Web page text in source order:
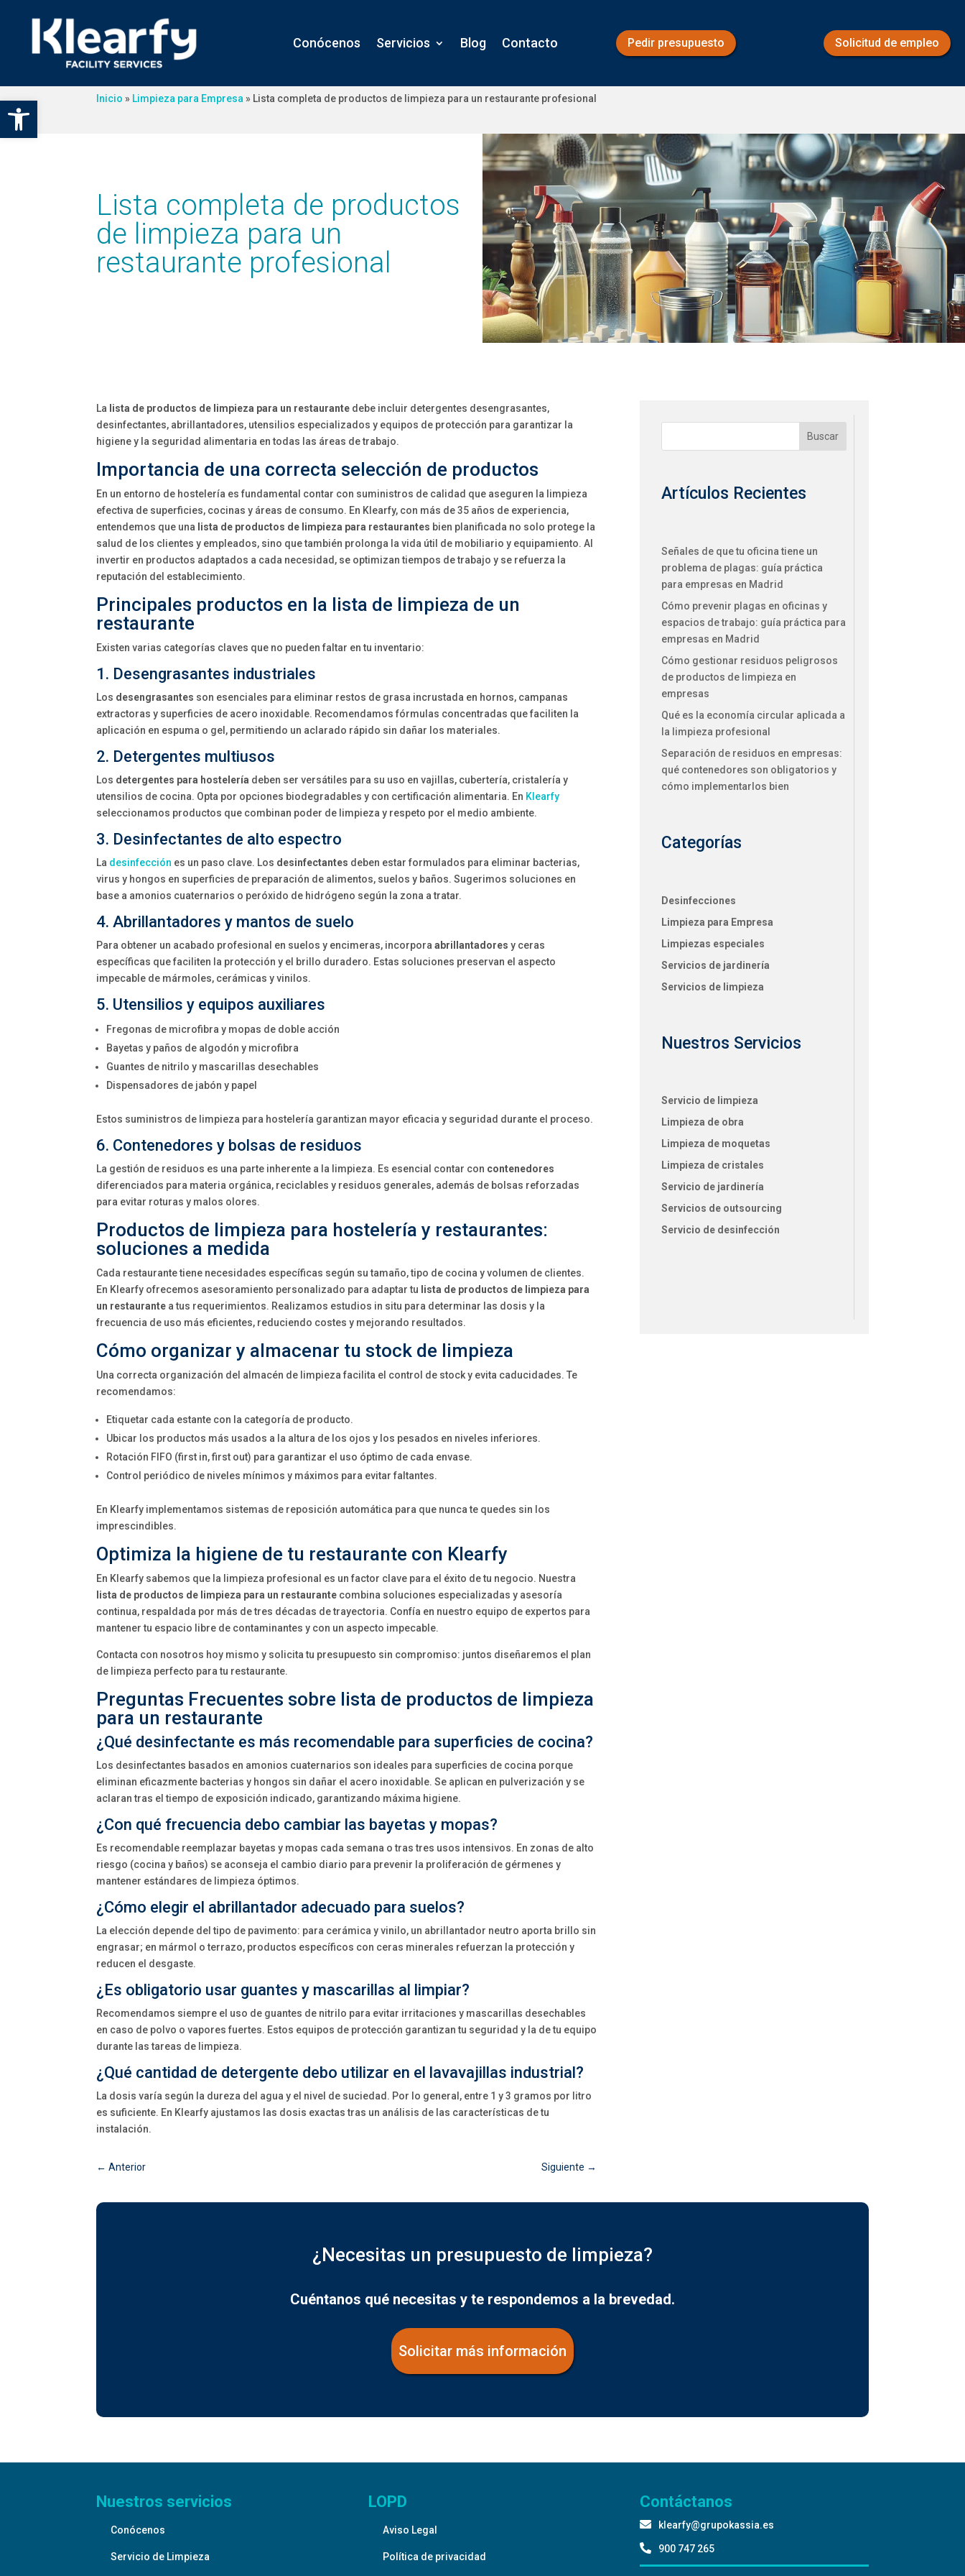
Abrir barra de herramientas
Conócenos Servicios Blog Contacto Pedir presupuesto Solicitud de empleo
Inicio » Limpieza para Empresa » Lista completa de productos de limpieza para un restaurante profesional
Lista completa de productos
de limpieza para un
restaurante profesional
La lista de productos de limpieza para un restaurante debe incluir detergentes desengrasantes,
desinfectantes, abrillantadores, utensilios especializados y equipos de protección para garantizar la
higiene y la seguridad alimentaria en todas las áreas de trabajo.
Importancia de una correcta selección de productos
En un entorno de hostelería es fundamental contar con suministros de calidad que aseguren la limpieza
efectiva de superficies, cocinas y áreas de consumo. En Klearfy, con más de 35 años de experiencia,
entendemos que una lista de productos de limpieza para restaurantes bien planificada no solo protege la
salud de los clientes y empleados, sino que también prolonga la vida útil de mobiliario y equipamiento. Al
invertir en productos adaptados a cada necesidad, se optimizan tiempos de trabajo y se refuerza la
reputación del establecimiento.
Principales productos en la lista de limpieza de un
restaurante
Existen varias categorías claves que no pueden faltar en tu inventario:
1. Desengrasantes industriales
Los desengrasantes son esenciales para eliminar restos de grasa incrustada en hornos, campanas
extractoras y superficies de acero inoxidable. Recomendamos fórmulas concentradas que faciliten la
aplicación en espuma o gel, permitiendo un aclarado rápido sin dañar los materiales.
2. Detergentes multiusos
Los detergentes para hostelería deben ser versátiles para su uso en vajillas, cubertería, cristalería y
utensilios de cocina. Opta por opciones biodegradables y con certificación alimentaria. En Klearfy
seleccionamos productos que combinan poder de limpieza y respeto por el medio ambiente.
3. Desinfectantes de alto espectro
La desinfección es un paso clave. Los desinfectantes deben estar formulados para eliminar bacterias,
virus y hongos en superficies de preparación de alimentos, suelos y baños. Sugerimos soluciones en
base a amonios cuaternarios o peróxido de hidrógeno según la zona a tratar.
4. Abrillantadores y mantos de suelo
Para obtener un acabado profesional en suelos y encimeras, incorporaabrillantadores y ceras
específicas que faciliten la protección y el brillo duradero. Estas soluciones preservan el aspecto
impecable de mármoles, cerámicas y vinilos.
5. Utensilios y equipos auxiliares
Fregonas de microfibra y mopas de doble acción
Bayetas y paños de algodón y microfibra
Guantes de nitrilo y mascarillas desechables
Dispensadores de jabón y papel
Estos suministros de limpieza para hostelería garantizan mayor eficacia y seguridad durante el proceso.
6. Contenedores y bolsas de residuos
La gestión de residuos es una parte inherente a la limpieza. Es esencial contar con contenedores
diferenciados para materia orgánica, reciclables y residuos generales, además de bolsas reforzadas
para evitar roturas y malos olores.
Productos de limpieza para hostelería y restaurantes:
soluciones a medida
Cada restaurante tiene necesidades específicas según su tamaño, tipo de cocina y volumen de clientes.
En Klearfy ofrecemos asesoramiento personalizado para adaptar tu lista de productos de limpieza para
un restaurante a tus requerimientos. Realizamos estudios in situ para determinar las dosis y la
frecuencia de uso más eficientes, reduciendo costes y mejorando resultados.
Cómo organizar y almacenar tu stock de limpieza
Una correcta organización del almacén de limpieza facilita el control de stock y evita caducidades. Te
recomendamos:
Etiquetar cada estante con la categoría de producto.
Ubicar los productos más usados a la altura de los ojos y los pesados en niveles inferiores.
Rotación FIFO (first in, first out) para garantizar el uso óptimo de cada envase.
Control periódico de niveles mínimos y máximos para evitar faltantes.
En Klearfy implementamos sistemas de reposición automática para que nunca te quedes sin los
imprescindibles.
Optimiza la higiene de tu restaurante con Klearfy
En Klearfy sabemos que la limpieza profesional es un factor clave para el éxito de tu negocio. Nuestra
lista de productos de limpieza para un restaurante combina soluciones especializadas y asesoría
continua, respaldada por más de tres décadas de trayectoria. Confía en nuestro equipo de expertos para
mantener tu espacio libre de contaminantes y con un aspecto impecable.
Contacta con nosotros hoy mismo y solicita tu presupuesto sin compromiso: juntos diseñaremos el plan
de limpieza perfecto para tu restaurante.
Preguntas Frecuentes sobre lista de productos de limpieza
para un restaurante
¿Qué desinfectante es más recomendable para superficies de cocina?
Los desinfectantes basados en amonios cuaternarios son ideales para superficies de cocina porque
eliminan eficazmente bacterias y hongos sin dañar el acero inoxidable. Se aplican en pulverización y se
aclaran tras el tiempo de exposición indicado, garantizando máxima higiene.
¿Con qué frecuencia debo cambiar las bayetas y mopas?
Es recomendable reemplazar bayetas y mopas cada semana o tras tres usos intensivos. En zonas de alto
riesgo (cocina y baños) se aconseja el cambio diario para prevenir la proliferación de gérmenes y
mantener estándares de limpieza óptimos.
¿Cómo elegir el abrillantador adecuado para suelos?
La elección depende del tipo de pavimento: para cerámica y vinilo, un abrillantador neutro aporta brillo sin
engrasar; en mármol o terrazo, productos específicos con ceras minerales refuerzan la protección y
reducen el desgaste.
¿Es obligatorio usar guantes y mascarillas al limpiar?
Recomendamos siempre el uso de guantes de nitrilo para evitar irritaciones y mascarillas desechables
en caso de polvo o vapores fuertes. Estos equipos de protección garantizan tu seguridad y la de tu equipo
durante las tareas de limpieza.
¿Qué cantidad de detergente debo utilizar en el lavavajillas industrial?
La dosis varía según la dureza del agua y el nivel de suciedad. Por lo general, entre 1 y 3 gramos por litro
es suficiente. En Klearfy ajustamos las dosis exactas tras un análisis de las características de tu
instalación.
←Anterior Siguiente →
Buscar
Artículos Recientes
Señales de que tu oficina tiene un
problema de plagas: guía práctica
para empresas en Madrid
Cómo prevenir plagas en oficinas y
espacios de trabajo: guía práctica para
empresas en Madrid
Cómo gestionar residuos peligrosos
de productos de limpieza en
empresas
Qué es la economía circular aplicada a
la limpieza profesional
Separación de residuos en empresas:
qué contenedores son obligatorios y
cómo implementarlos bien
Categorías
Desinfecciones
Limpieza para Empresa
Limpiezas especiales
Servicios de jardinería
Servicios de limpieza
Nuestros Servicios
Servicio de limpieza
Limpieza de obra
Limpieza de moquetas
Limpieza de cristales
Servicio de jardinería
Servicios de outsourcing
Servicio de desinfección
¿Necesitas un presupuesto de limpieza?
Cuéntanos qué necesitas y te respondemos a la brevedad.
Solicitar más información
Nuestros servicios
Conócenos
Servicio de Limpieza
LOPD
Aviso Legal
Política de privacidad
Contáctanos

klearfy@grupokassia.es

900 747 265